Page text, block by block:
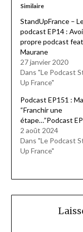
Similaire
StandUpFrance –
podcast EP14 :
propre podcast
Maurane
27 janvier 2020
Dans "Le Podcast
Up France"
Podcast EP151 :
“Franchir une
étape…”Podcast
2 août 2024
Dans "Le Podcast
Up France"